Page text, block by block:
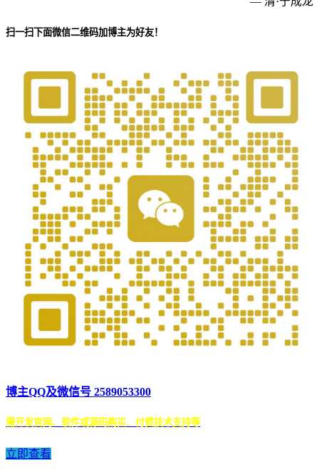
扫一扫下面微信二维码加博主为好友！
博主QQ及微信号 2589053300
需开发官网、软件或源码购买、付费技术支持等
立即查看